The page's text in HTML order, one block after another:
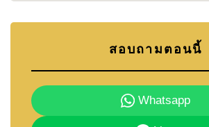
📞 +66 80 794 5904
📩info@cornerstone.co.th
สอบถามตอนนี้
Whatsapp